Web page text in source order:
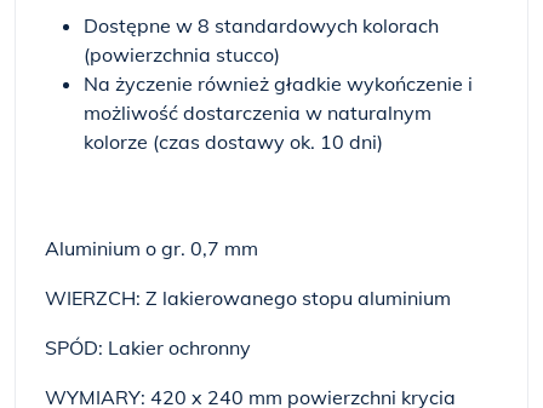
Dostępne w 8 standardowych kolorach
(powierzchnia stucco)
Na życzenie również gładkie wykończenie i
możliwość dostarczenia w naturalnym
kolorze (czas dostawy ok. 10 dni)
Aluminium o gr. 0,7 mm
WIERZCH: Z lakierowanego stopu aluminium
SPÓD: Lakier ochronny
WYMIARY: 420 x 240 mm powierzchni krycia